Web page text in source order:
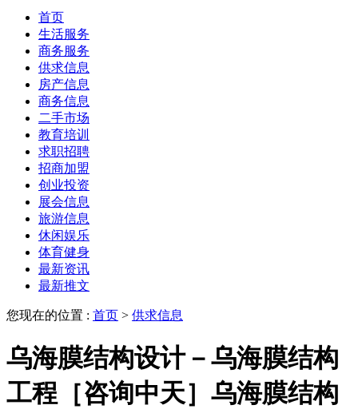
首页
生活服务
商务服务
供求信息
房产信息
商务信息
二手市场
教育培训
求职招聘
招商加盟
创业投资
展会信息
旅游信息
休闲娱乐
体育健身
最新资讯
最新推文
您现在的位置 : 首页 > 供求信息
乌海膜结构设计－乌海膜结构
工程［咨询中天］乌海膜结构